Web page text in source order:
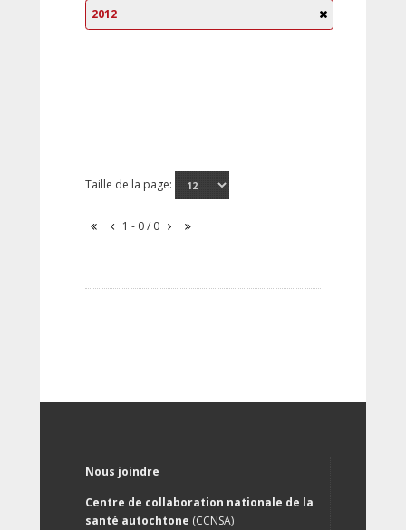
2012
Taille de la page:
1 - 0 / 0
Nous joindre
Centre de collaboration nationale de la
santé autochtone (CCNSA)